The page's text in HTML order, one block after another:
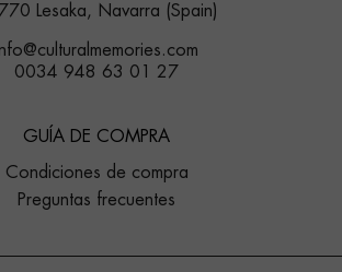
Lesaka, Navarra (Spain)
0034 948 63 01 27
GUÍA DE COMPRA
Condiciones de compra
Preguntas frecuentes